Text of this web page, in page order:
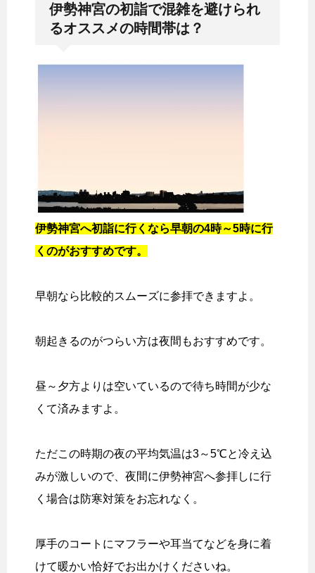
伊勢神宮の初詣で混雑を避けられ
るオススメの時間帯は？
伊勢神宮へ初詣に行くなら早朝の4時～5時に行
くのがおすすめです。
早朝なら比較的スムーズに参拝できますよ。
朝起きるのがつらい方は夜間もおすすめです。
昼～夕方よりは空いているので待ち時間が少な
くて済みますよ。
ただこの時期の夜の平均気温は3～5℃と冷え込
みが激しいので、夜間に伊勢神宮へ参拝しに行
く場合は防寒対策をお忘れなく。
厚手のコートにマフラーや耳当てなどを身に着
けて暖かい恰好でお出かけくださいね。